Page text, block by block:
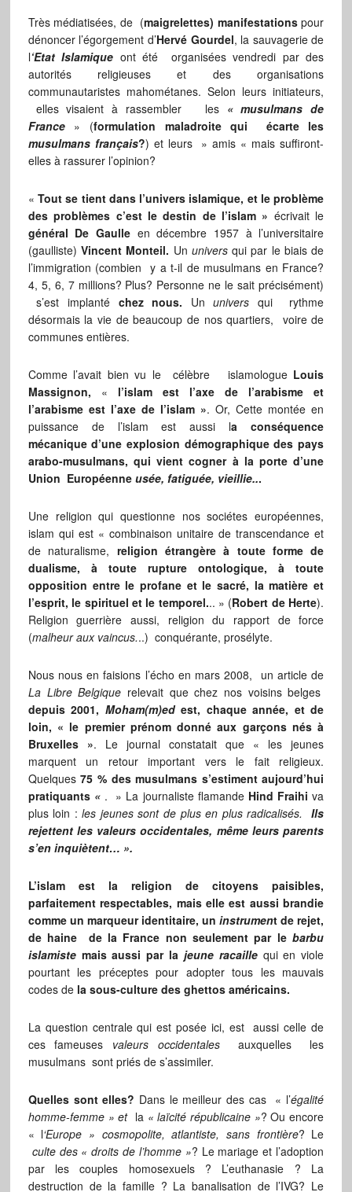
Très médiatisées, de (maigrelettes) manifestationspour
dénoncer l’égorgement d’Hervé Gourdel, la sauvagerie de
l‘Etat Islamique ont été organisées vendredi par des
autorités religieuses et des organisations
communautaristes mahométanes. Selon leurs initiateurs,
elles visaient à rassembler les « musulmans de
France» (formulation maladroite qui écarte les
musulmans français?) et leurs » amis « mais suffiront-
elles à rassurer l’opinion?
«Tout se tient dans l’univers islamique, et le problème
des problèmes c’est le destin de l’islam » écrivait le
général De Gaulle en décembre 1957 à l’universitaire
(gaulliste)Vincent Monteil. Un universqui par le biais de
l’immigration (combien y a t-il de musulmans en France?
4, 5, 6, 7 millions? Plus? Personne ne le sait précisément)
s’est implanté chez nous. Un univers qui rythme
désormais la vie de beaucoup de nos quartiers, voire de
communes entières.
Comme l’avait bien vu le célèbre islamologue Louis
Massignon, « l’islam est l’axe de l’arabisme et
l’arabisme est l’axe de l’islam ». Or, Cette montée en
puissance de l’islam est aussi la conséquence
mécanique d’une explosion démographique des pays
arabo-musulmans, qui vient cogner à la porte d’une
Union Européenne usée, fatiguée, vieillie...
Une religion qui questionne nos sociétes européennes,
islam qui est « combinaison unitaire de transcendance et
de naturalisme, religion étrangère à toute forme de
dualisme, à toute rupture ontologique, à toute
opposition entre le profane et le sacré, la matière et
l’esprit, le spirituel et le temporel... » (Robert de Herte).
Religion guerrière aussi, religion du rapport de force
(malheur aux vaincus...) conquérante, prosélyte.
Nous nous en faisions l’écho en mars 2008, un article de
La Libre Belgique relevait que chez nos voisins belges
depuis 2001, Moham(m)edest, chaque année, et de
loin, « le premier prénom donné aux garçons nés à
Bruxelles ». Le journal constatait que « les jeunes
marquent un retour important vers le fait religieux.
Quelques75 % des musulmans s’estiment aujourd’hui
pratiquants« . » La journaliste flamande Hind Fraihi va
plus loin :les jeunes sont de plus en plus radicalisés.
Ils
rejettent les valeurs occidentales, même leurs parents
s’en inquiètent… ».
L’islam est la religion de citoyens paisibles,
parfaitement respectables, mais elle est aussi brandie
comme un marqueur identitaire, un instrument de rejet,
de haine de la France non seulement par lebarbu
islamistemais aussi par la jeune racaillequi en viole
pourtant les préceptes pour adopter tous les mauvais
codes dela sous-culture des ghettos américains.
La question centrale qui est posée ici, est aussi celle de
ces fameuses valeurs occidentalesauxquelles les
musulmans sont priés de s’assimiler.
Quelles sont elles? Dans le meilleur des cas « l’égalité
homme-femme » et la « laïcité républicaine »? Ou encore
« l‘Europe » cosmopolite, atlantiste, sans frontière? Le
culte des « droits de l’homme »? Le mariage et l’adoption
par les couples homosexuels ? L’euthanasie ? La
destruction de la famille ? La banalisation de l’IVG? Le